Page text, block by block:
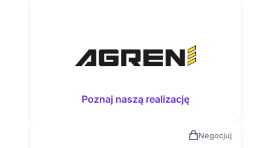
Poznaj naszą realizację
Negocjuj